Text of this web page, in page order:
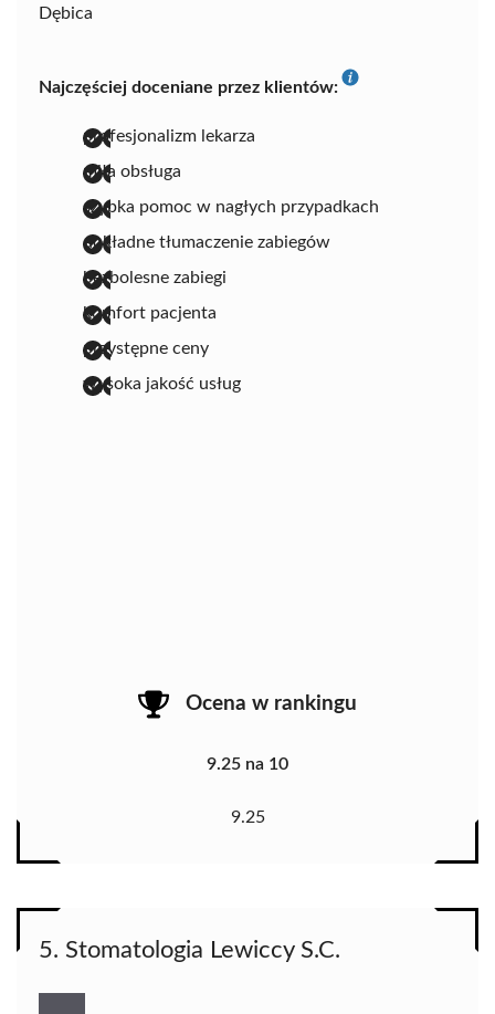
Dębica
Najczęściej doceniane przez klientów:
profesjonalizm lekarza
miła obsługa
szybka pomoc w nagłych przypadkach
dokładne tłumaczenie zabiegów
bezbolesne zabiegi
komfort pacjenta
przystępne ceny
wysoka jakość usług
Ocena w rankingu
9.25 na 10
9.25
5. Stomatologia Lewiccy S.C.